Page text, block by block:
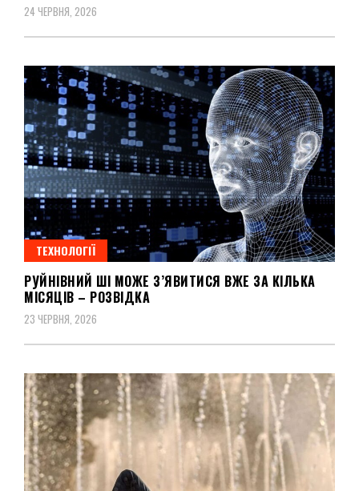
24 ЧЕРВНЯ, 2026
ТЕХНОЛОГІЇ
РУЙНІВНИЙ ШІ МОЖЕ З’ЯВИТИСЯ ВЖЕ ЗА КІЛЬКА
МІСЯЦІВ – РОЗВІДКА
23 ЧЕРВНЯ, 2026